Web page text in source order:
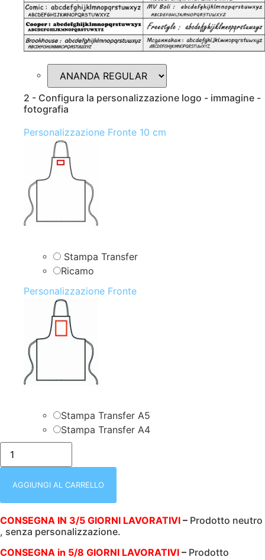
2 - Configura la personalizzazione logo - immagine -
fotografia
Personalizzazione Fronte 10 cm
Stampa Transfer
Ricamo
Personalizzazione Fronte
Stampa Transfer A5
Stampa Transfer A4
isacco-
087762-
GREMBIULE
CON
|
|
MORO+
TARTAN
415
AGGIUNGI AL CARRELLO
CONSEGNA IN 3/5 GIORNI LAVORATIVI – Prodotto neutro
, senza personalizzazione.
CONSEGNA in 5/8 GIORNI LAVORATIVI – Prodotto